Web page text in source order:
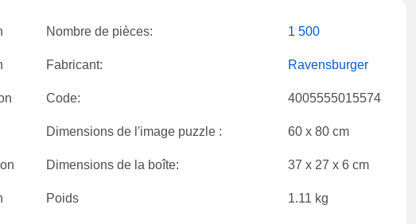
Nombre de pièces: 1 500
Fabricant: Ravensburger
Code: 4005555015574
Dimensions de l'image puzzle : 60 x 80 cm
Dimensions de la boîte: 37 x 27 x 6 cm
Poids 1.11 kg